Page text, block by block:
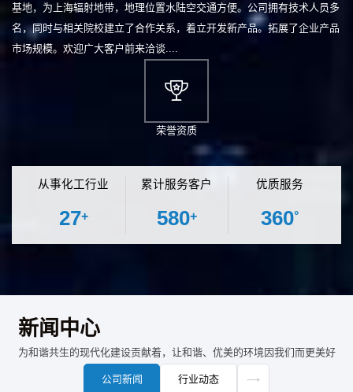
基地，为上海辐射地带，地理位置水陆空交通方便。公司拥有技术人员多
名，同时与相关院校建立了合作关系，着立开发新产品。拓展了企业产品
市场规模。欢迎广大客户前来洽谈....
荣誉资质
从事化工行业
27+
累计服务客户
580+
优质服务
360°
新闻中心
为和谐共生的现代化建设贡献着，让和谐、优美的环境因我们而更美好
公司新闻 行业动态